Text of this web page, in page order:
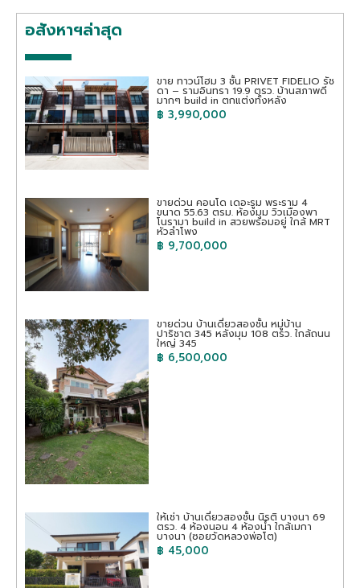
อสังหาฯล่าสุด
ขาย ทาวน์โฮม 3 ชั้น PRIVET FIDELIO รัช
ดา – รามอินทรา 19.9 ตรว. บ้านสภาพดี
มากๆ build in ตกแต่งทั้งหลัง
฿ 3,990,000
ขายด่วน คอนโด เดอะรูม พระราม 4
ขนาด 55.63 ตรม. ห้องมุม วิวเมืองพา
โนรามา build in สวยพร้อมอยู่ ใกล้ MRT
หัวลำโพง
฿ 9,700,000
ขายด่วน บ้านเดี่ยวสองชั้น หมู่บ้าน
ปาริชาต 345 หลังมุม 108 ตรว. ใกล้ถนน
ใหญ่ 345
฿ 6,500,000
ให้เช่า บ้านเดี่ยวสองชั้น นิรติ บางนา 69
ตรว. 4 ห้องนอน 4 ห้องน้ำ ใกล้เมกา
บางนา (ซอยวัดหลวงพ่อโต)
฿ 45,000